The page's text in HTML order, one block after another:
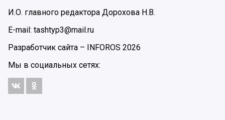
И.О. главного редактора Дорохова Н.В.
E-mail: tashtyp3@mail.ru
Разработчик сайта – INFOROS 2026
Мы в социальных сетях: